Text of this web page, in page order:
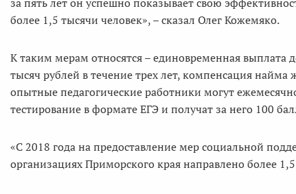
более 1,5 тысячи человек», – сказал Олег Кожемяко.
К таким мерам относятся – единовременная выплата
тысяч рублей в течение трех лет, компенсация
опытные педагогические работники могут
тестирование в формате ЕГЭ и получат за него 100
«С 2018 года на предоставление мер социальной
организациях Приморского края направлено более